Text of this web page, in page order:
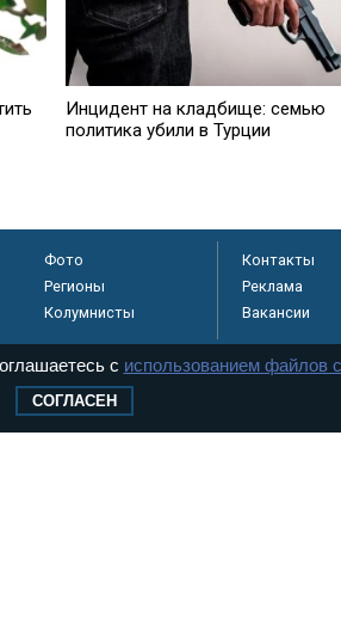
Инцидент на кладбище: семью
политика убили в Турции
Фото
Регионы
Колумнисты
Контакты
Реклама
Вакансии
с использованием файлов
СОГЛАСЕН